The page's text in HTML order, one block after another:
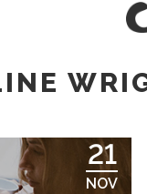
21
NOV